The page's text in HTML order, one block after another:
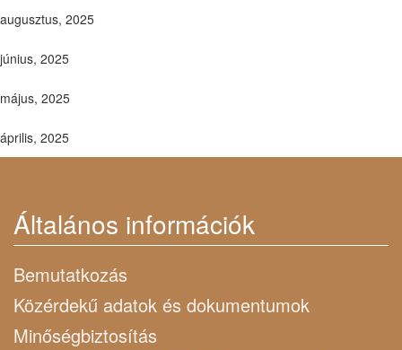
augusztus, 2025
június, 2025
május, 2025
április, 2025
Általános információk
Bemutatkozás
Közérdekű adatok és dokumentumok
Minőségbiztosítás